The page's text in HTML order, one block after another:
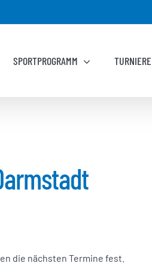
SPORTPROGRAMM TURNIERE
die nächsten Termine fest.